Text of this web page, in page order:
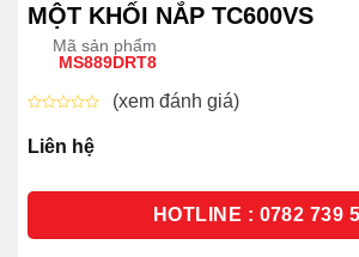
MỘT KHỐI NẮP TC600VS
Mã sản phẩm
MS889DRT8
xếp
hạng
sao
(xem đánh giá)
Liên hệ
HOTLINE : 0782 739